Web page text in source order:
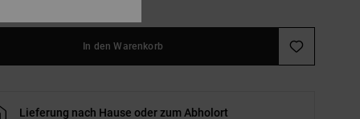
In den Warenkorb
Lieferung nach Hause oder zum Abholort